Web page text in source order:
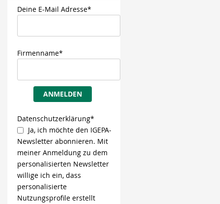
Deine E-Mail Adresse*
Firmenname*
ANMELDEN
Datenschutzerklärung*
Ja, ich möchte den IGEPA-
Newsletter abonnieren. Mit
meiner Anmeldung zu dem
personalisierten Newsletter
willige ich ein, dass
personalisierte
Nutzungsprofile erstellt